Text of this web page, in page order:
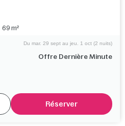
69 m²
Offre Dernière Minute
Du mar. 29 sept au jeu. 1 oct (2 nuits)
Réserver